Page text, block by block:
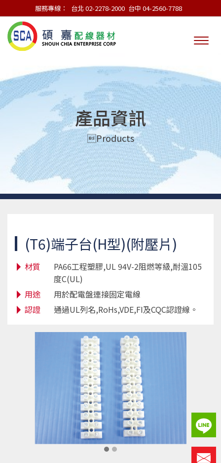
服務專線： 台北 02-2278-2000 台中 04-2560-7788
產品資訊
Products
(T6)端子台(H型)(附壓片)
材質
PA66工程塑膠,UL 94V-2阻燃等級,耐溫105
度C(UL)
用途
用於配電盤連接固定電線
認證
通過UL列名,RoHs,VDE,FI及CQC認證線。